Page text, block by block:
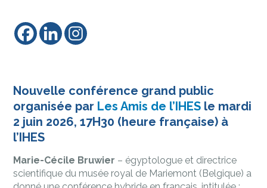
Nouvelle conférence grand public
organisée par Les Amis de l’IHES le mardi
2 juin 2026, 17H30 (heure française) à
l’IHES
Marie-Cécile Bruwier – égyptologue et directrice
scientifique du musée royal de Mariemont (Belgique) a